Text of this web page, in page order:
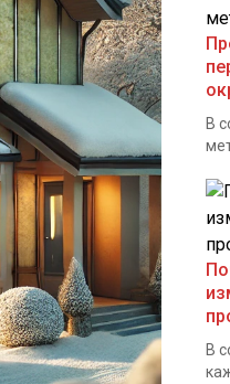
В
В